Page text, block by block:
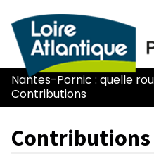
Nantes-Pornic : quelle
Contributions
Contributions